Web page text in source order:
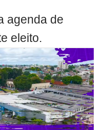
agenda de
eleito.